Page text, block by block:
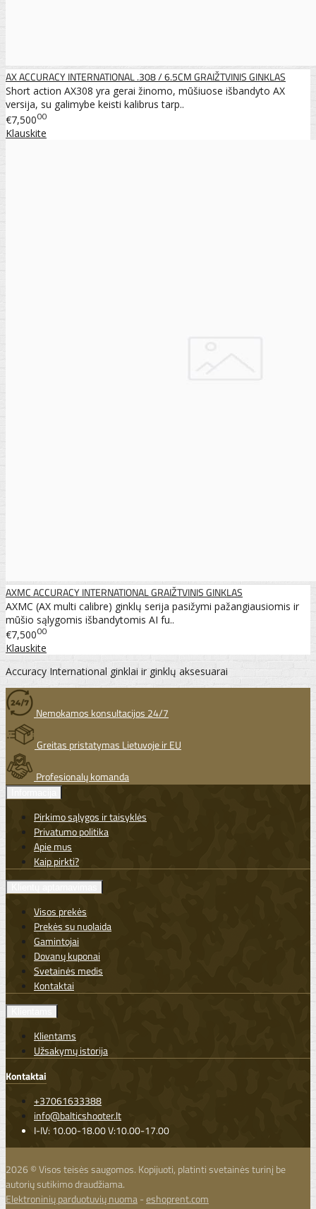
AX ACCURACY INTERNATIONAL .308 / 6.5CM GRAIŽTVINIS GINKLAS
Short action AX308 yra gerai žinomo, mūšiuose išbandyto AX
versija, su galimybe keisti kalibrus tarp..
€7,50000
Klauskite
AXMC ACCURACY INTERNATIONAL GRAIŽTVINIS GINKLAS
AXMC (AX multi calibre) ginklų serija pasižymi pažangiausiomis ir
mūšio sąlygomis išbandytomis AI fu..
€7,50000
Klauskite
Accuracy International ginklai ir ginklų aksesuarai
Nemokamos konsultacijos 24/7
Greitas pristatymas Lietuvoje ir EU
Profesionalų komanda
Pirkimo sąlygos ir taisyklės
Privatumo politika
Apie mus
Kaip pirkti?
Visos prekės
Prekės su nuolaida
Gamintojai
Dovanų kuponai
Svetainės medis
Kontaktai
Klientams
Užsakymų istorija
Kontaktai
+37061633388
info@balticshooter.lt
I-IV: 10.00-18.00 V:10.00-17.00
2026 © Visos teisės saugomos. Kopijuoti, platinti svetainės turinį be
autorių sutikimo draudžiama.
Elektroninių parduotuvių nuoma-eshoprent.com